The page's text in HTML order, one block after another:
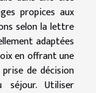
propices aux
selon la lettre
adaptées
en offrant une
de décision
Utiliser